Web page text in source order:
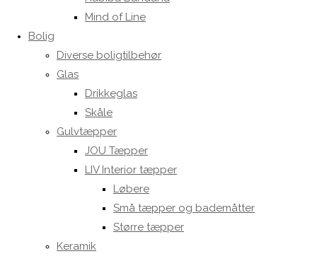
Mind of Line
Bolig
Diverse boligtilbehør
Glas
Drikkeglas
Skåle
Gulvtæpper
JOU Tæpper
LIV Interior tæpper
Løbere
Små tæpper og bademåtter
Større tæpper
Keramik